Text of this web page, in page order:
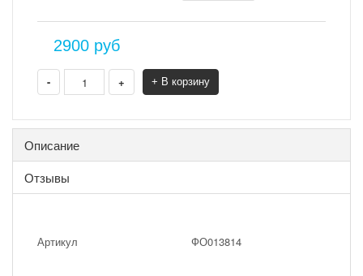
2900 руб
- + + В корзину
Описание
Отзывы
Артикул ФО013814